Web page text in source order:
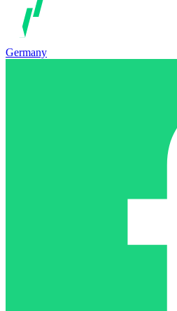
Germany